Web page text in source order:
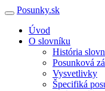
Posunky.sk
Úvod
O slovníku
História
Posunková
Vysvetlivky
Špecifiká